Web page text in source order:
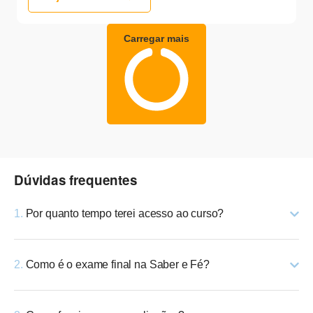
Carregar mais
Dúvidas frequentes
1. Por quanto tempo terei acesso ao curso?
2. Como é o exame final na Saber e Fé?